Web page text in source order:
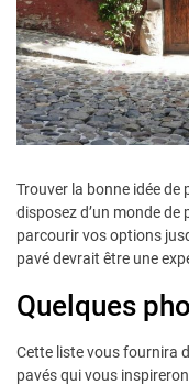
Trouver la bonne idée
disposez d’un monde de
parcourir vos options
pavé devrait être une
Quelques
Cette liste vous fournira
pavés qui vous